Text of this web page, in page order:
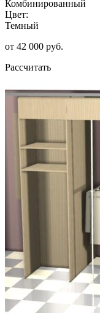
Комбинированный
Цвет:
Темный
от 42 000 руб.
Рассчитать